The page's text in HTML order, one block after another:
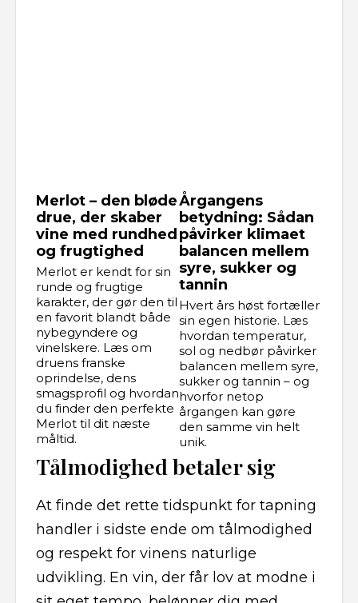
Merlot – den bløde
drue, der skaber
vine med rundhed
og frugtighed
Merlot er kendt for sin
runde og frugtige
karakter, der gør den til
en favorit blandt både
nybegyndere og
vinelskere. Læs om
druens franske
oprindelse, dens
smagsprofil og hvordan
du finder den perfekte
Merlot til dit næste
måltid.
Årgangens
betydning: Sådan
påvirker klimaet
balancen mellem
syre, sukker og
tannin
Hvert års høst fortæller
sin egen historie. Læs
hvordan temperatur,
sol og nedbør påvirker
balancen mellem syre,
sukker og tannin – og
hvorfor netop
årgangen kan gøre
den samme vin helt
unik.
Tålmodighed betaler sig
At finde det rette tidspunkt for tapning
handler i sidste ende om tålmodighed
og respekt for vinens naturlige
udvikling. En vin, der får lov at modne i